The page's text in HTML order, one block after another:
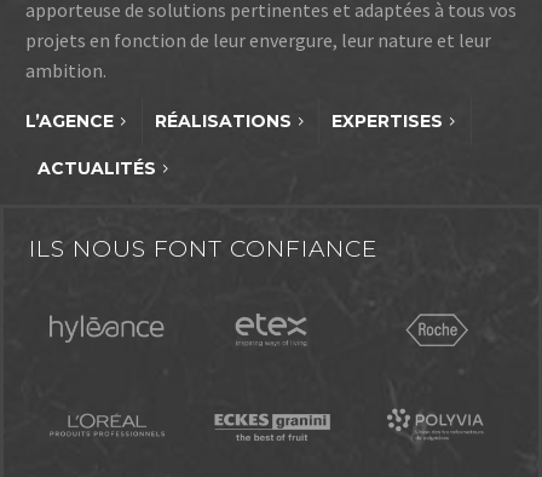
apporteuse de solutions pertinentes et adaptées à tous vos
projets en fonction de leur envergure, leur nature et leur
ambition.
L’AGENCE RÉALISATIONS EXPERTISES
ACTUALITÉS
ILS NOUS FONT CONFIANCE